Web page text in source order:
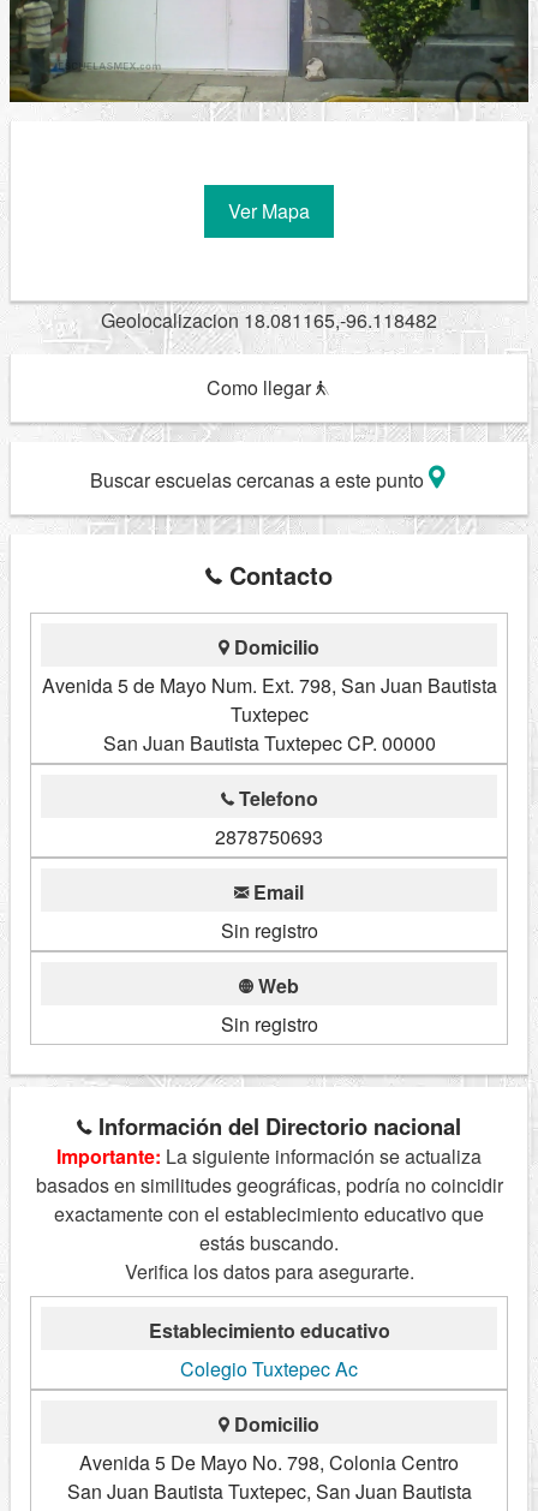
Ver Mapa
Geolocalizacion 18.081165,-96.118482
Como llegar
Buscar escuelas cercanas a este punto
Contacto
Domicilio
Avenida 5 de Mayo Num. Ext. 798, San Juan Bautista
Tuxtepec
San Juan Bautista Tuxtepec CP. 00000
Telefono
2878750693
Email
Sin registro
Web
Sin registro
Información del Directorio nacional
Importante: La siguiente información se actualiza
basados en similitudes geográficas, podría no coincidir
exactamente con el establecimiento educativo que
estás buscando.
Verifica los datos para asegurarte.
Establecimiento educativo
Colegio Tuxtepec Ac
Domicilio
Avenida 5 De Mayo No. 798, Colonia Centro
San Juan Bautista Tuxtepec, San Juan Bautista